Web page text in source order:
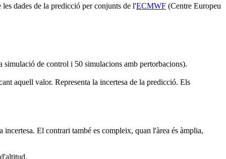
dades de la predicció per conjunts de l'ECMWF (Centre Europeu
de control i 50 simulacions amb pertorbacions).
aquell valor. Representa la incertesa de la predicció. Els
El contrari també es compleix, quan l'àrea és àmplia,